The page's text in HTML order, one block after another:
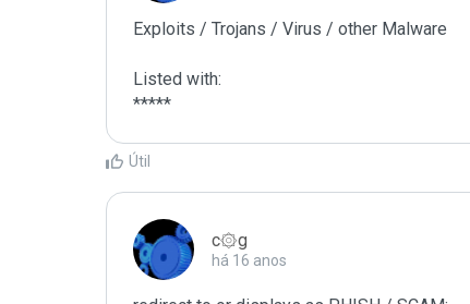
Exploits / Trojans / Virus / other Malware
Listed with:
*****
Útil
c۞g
há 16 anos